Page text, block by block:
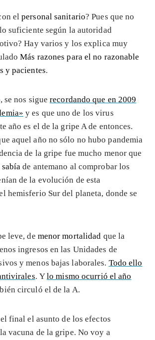
elpersonal sanitario? Pues que no
suficiente según la autoridad
Hay varios y los explica muy
Más razones para el no razonable
y pacientes.
se nos siguerecordando que en 2009
y es que uno de los virus
año es el de la gripe A de entonces.
aquel año no sólo no hubo pandemia
de la gripe fue mucho menor que
sabía de antemano al comprobar los
de la evolución de esta
hemisferio Sur del planeta, donde se
leve, de menor mortalidad que la
ingresos en las Unidades de
y menos bajas laborales. Todo ello
. Ylo mismo ocurrió el año
circuló el de la A.
final el asunto de los efectos
vacuna de la gripe. No voy a